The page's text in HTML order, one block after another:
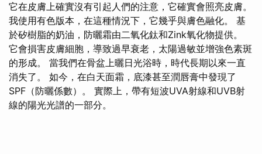
它在皮膚上確實沒有引起人們的注意，它確實會照亮皮膚。
我使用有色版本，在這種情況下，它幾乎與膚色融化。 基
於矽樹脂的奶油，防曬霜由二氧化鈦和Zink氧化物提供。
它會損害皮膚細胞，導致過早衰老，太陽過敏並增強色素斑
的形成。 當我們在骨盆上曬日光浴時，時代長期以來一直
消失了。 如今，在白天面霜，底漆甚至潤唇膏中發現了
SPF（防曬係數）。 實際上，帶有短波UVA射線和UVB射
線的陽光光譜的一部分。